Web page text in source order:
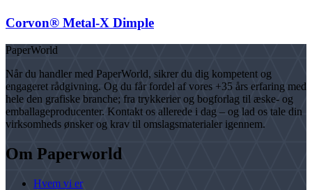
Corvon® Metal-X Dimple
PaperWorld
Når du handler med PaperWorld, sikrer du dig kompetent og
engageret rådgivning. Og du får fordel af vores +35 års erfaring med
hele den grafiske branche; fra trykkerier og bogforlag til æske- og
emballageproducenter. Kontakt os allerede i dag – og lad os tale din
virksomheds ønsker og krav til omslagsmaterialer igennem.
Om Paperworld
Hvem vi er